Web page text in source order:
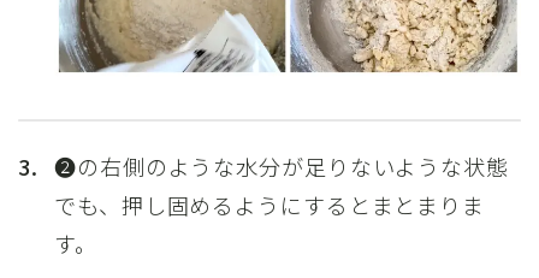
3. ❷の右側のような水分が足りないような状態
でも、押し固めるようにするとまとまりま
す。